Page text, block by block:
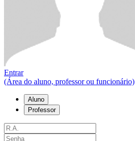
Entrar
(Área do aluno, professor ou funcionário)
Aluno
Professor